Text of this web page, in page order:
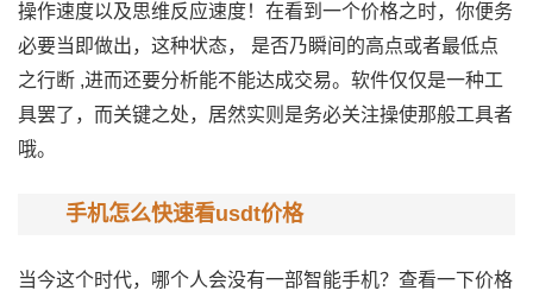
操作速度以及思维反应速度！在看到一个价格之时，你便务
必要当即做出，这种状态， 是否乃瞬间的高点或者最低点
之行断 ,进而还要分析能不能达成交易。软件仅仅是一种工
具罢了，而关键之处，居然实则是务必关注操使那般工具者
哦。
手机怎么快速看usdt价格
当今这个时代，哪个人会没有一部智能手机？查看一下价格